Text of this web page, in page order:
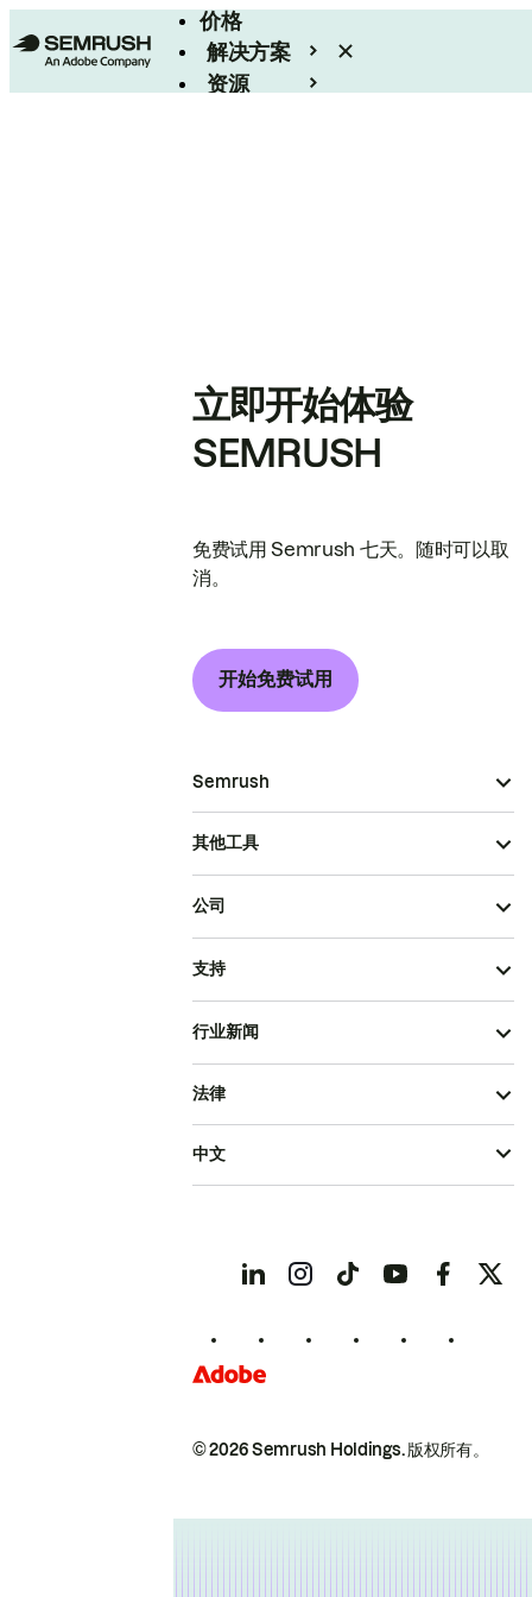
价格
解决方案
资源
立即开始体验
SEMRUSH
免费试用 Semrush 七天。随时可以取
消。
开始免费试用
Semrush
其他工具
公司
支持
行业新闻
© 2026 Semrush Holdings.版权所有。
法律
中文